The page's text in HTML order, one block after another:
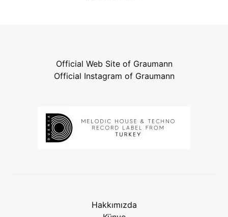
Official Web Site of Graumann
Official Instagram of Graumann
Hakkımızda